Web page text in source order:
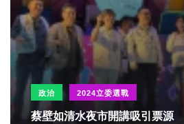
政治 2024立委選戰
蔡壁如清水夜市開講吸引票源